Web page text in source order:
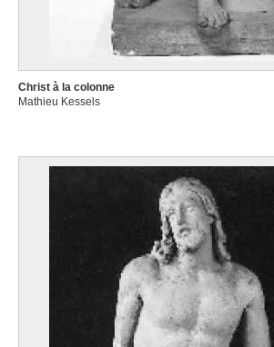
Christ à la colonne
Mathieu Kessels